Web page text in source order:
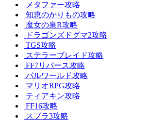
メタファー攻略
知恵のかりもの攻略
魔女の泉R攻略
ドラゴンズドグマ2攻略
TGS攻略
ステラーブレイド攻略
FF7リバース攻略
パルワールド攻略
マリオRPG攻略
ティアキン攻略
FF16攻略
スプラ3攻略